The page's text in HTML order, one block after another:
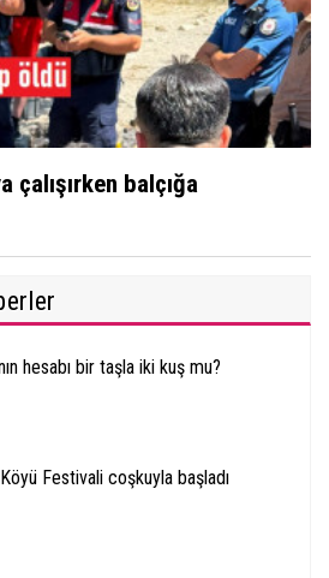
çalışırken balçığa
hesabı bir taşla iki kuş mu?
Festivali coşkuyla başladı